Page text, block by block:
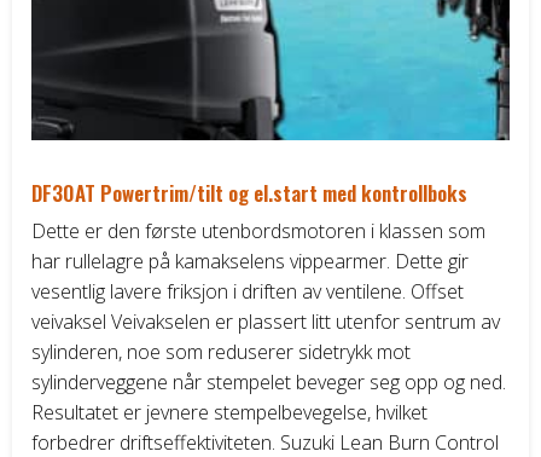
DF30AT Powertrim/tilt og el.start med kontrollboks
Dette er den første utenbordsmotoren i klassen som
har rullelagre på kamakselens vippearmer. Dette gir
vesentlig lavere friksjon i driften av ventilene. Offset
veivaksel Veivakselen er plassert litt utenfor sentrum av
sylinderen, noe som reduserer sidetrykk mot
sylinderveggene når stempelet beveger seg opp og ned.
Resultatet er jevnere stempelbevegelse, hvilket
forbedrer driftseffektiviteten. Suzuki Lean Burn Control